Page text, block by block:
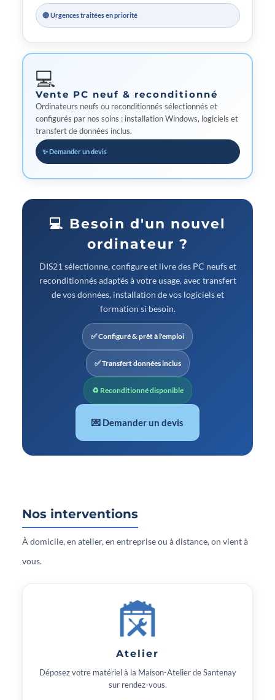
🔴 Urgences traitées en priorité
💻
Vente PC neuf & reconditionné
Ordinateurs neufs ou reconditionnés sélectionnés et
configurés par nos soins : installation Windows, logiciels et
transfert de données inclus.
✨ Demander un devis
💻 Besoin d'un nouvel
ordinateur ?
DIS21 sélectionne, configure et livre des PC neufs et
reconditionnés adaptés à votre usage, avec transfert
de vos données, installation de vos logiciels et
formation si besoin.
✅ Configuré & prêt à l'emploi
✅ Transfert données inclus
♻ Reconditionné disponible
💌 Demander un devis
Nos interventions
À domicile, en atelier, en entreprise ou à distance, on vient à
vous.
Atelier
Déposez votre matériel à la Maison-Atelier de Santenay
sur rendez-vous.